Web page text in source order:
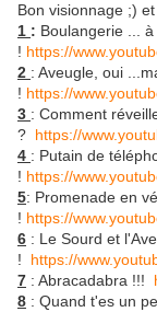
Bon visionnage ;)
1 : Boulangerie ...
! https://
2 : Aveugle, oui
! https://
3 : Comment
? https://
4 : Putain de
! https://
5: Promenade en
! https://
6 : Le Sourd et
! https://
7 : Abracadabra !!!
8 : Quand t'es un